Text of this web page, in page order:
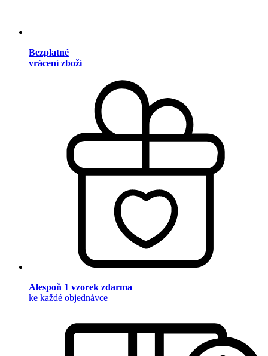
Bezplatné
vrácení zboží
Alespoň 1 vzorek zdarma
ke každé objednávce